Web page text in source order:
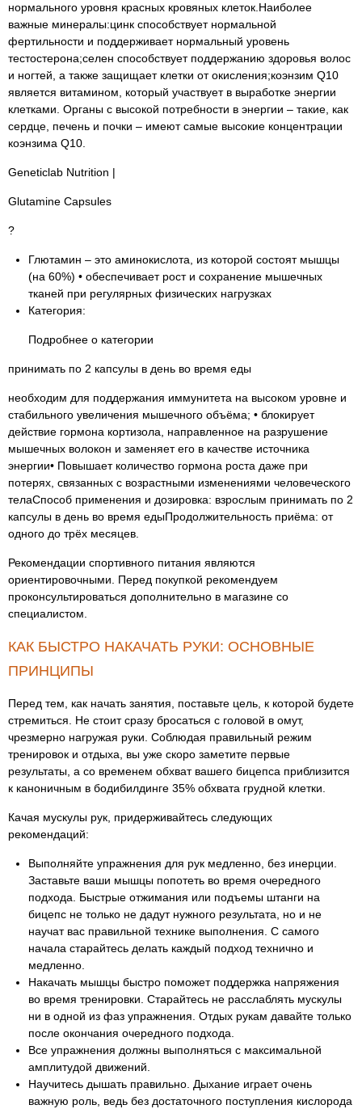
нормального уровня красных кровяных клеток.Наиболее
важные минералы:цинк способствует нормальной
фертильности и поддерживает нормальный уровень
тестостерона;селен способствует поддержанию здоровья волос
и ногтей, а также защищает клетки от окисления;коэнзим Q10
является витамином, который участвует в выработке энергии
клетками. Органы с высокой потребности в энергии – такие, как
сердце, печень и почки – имеют самые высокие концентрации
коэнзима Q10.
Geneticlab Nutrition |
Glutamine Capsules
?
Глютамин – это аминокислота, из которой состоят мышцы
(на 60%) • обеспечивает рост и сохранение мышечных
тканей при регулярных физических нагрузках
Категория:
Подробнее о категории
принимать по 2 капсулы в день во время еды
необходим для поддержания иммунитета на высоком уровне и
стабильного увеличения мышечного объёма; • блокирует
действие гормона кортизола, направленное на разрушение
мышечных волокон и заменяет его в качестве источника
энергии• Повышает количество гормона роста даже при
потерях, связанных с возрастными изменениями человеческого
телаСпособ применения и дозировка: взрослым принимать по 2
капсулы в день во время едыПродолжительность приёма: от
одного до трёх месяцев.
Рекомендации спортивного питания являются
ориентировочными. Перед покупкой рекомендуем
проконсультироваться дополнительно в магазине со
специалистом.
КАК БЫСТРО НАКАЧАТЬ РУКИ: ОСНОВНЫЕ
ПРИНЦИПЫ
Перед тем, как начать занятия, поставьте цель, к которой будете
стремиться. Не стоит сразу бросаться с головой в омут,
чрезмерно нагружая руки. Соблюдая правильный режим
тренировок и отдыха, вы уже скоро заметите первые
результаты, а со временем обхват вашего бицепса приблизится
к каноничным в бодибилдинге 35% обхвата грудной клетки.
Качая мускулы рук, придерживайтесь следующих
рекомендаций:
Выполняйте упражнения для рук медленно, без инерции.
Заставьте ваши мышцы попотеть во время очередного
подхода. Быстрые отжимания или подъемы штанги на
бицепс не только не дадут нужного результата, но и не
научат вас правильной технике выполнения. С самого
начала старайтесь делать каждый подход технично и
медленно.
Накачать мышцы быстро поможет поддержка напряжения
во время тренировки. Старайтесь не расслаблять мускулы
ни в одной из фаз упражнения. Отдых рукам давайте только
после окончания очередного подхода.
Все упражнения должны выполняться с максимальной
амплитудой движений.
Научитесь дышать правильно. Дыхание играет очень
важную роль, ведь без достаточного поступления кислорода